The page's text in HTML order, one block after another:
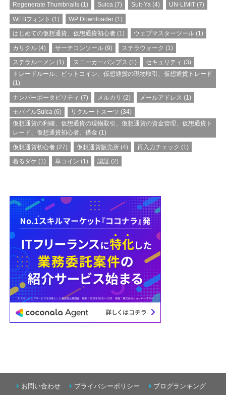
Regenerate Thumbnails(1) Suica(7) Suit-Ya (4) UN-LIMIT (7)
WEBフォント (1) WP Downloader(1)
はじめての仮想通貨、仮想通貨初心者(1) ウェブマスターツール(1)
カリクル(4) サーチコンソール(9) ステラウォーク (1)
ステラルーメン (1) スニーカーパンプス (1) セキュリティ (3)
トレードルール、ビットコイン、仮想通貨の現物取引、仮想通貨トレード
(1)
ナンバーポータビリティ (7) メルカリ (2) メールアドレス (1)
モバイルSuica(6) リクルートスーツ (34)
仮想通貨の利確、仮想通貨の現物取引、仮想通貨の資金管理、仮想通貨ト
レード、仮想通貨初心者、借金 (1)
仮想通貨初心者(27) 仮想通貨販売所(4) 再入力チェック (1)
着るダケ (1) 草コイン (1) 認証 (2)
お問い合わせ プライバシーポリシー ブログランキング